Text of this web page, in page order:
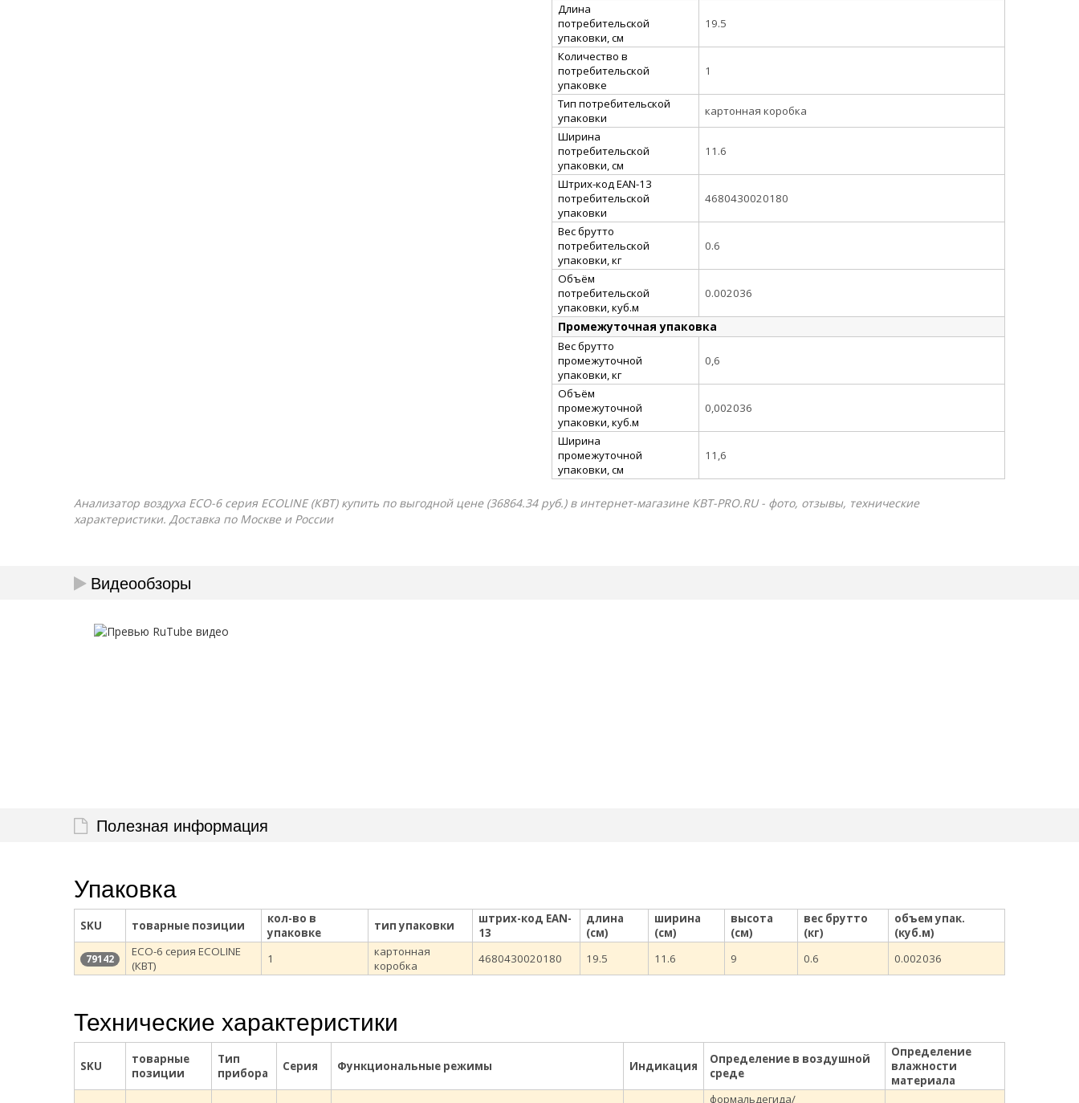
Длина
потребительской
упаковки, см
19.5
Количество в
потребительской
упаковке
1
Тип потребительской
упаковки
картонная коробка
Ширина
потребительской
упаковки, см
11.6
Штрих-код EAN-13
потребительской
упаковки
4680430020180
Вес брутто
потребительской
упаковки, кг
0.6
Объём
потребительской
упаковки, куб.м
0.002036
Промежуточная упаковка
Вес брутто
промежуточной
упаковки, кг
0,6
Объём
промежуточной
упаковки, куб.м
0,002036
Ширина
промежуточной
упаковки, см
11,6
Анализатор воздуха ECO-6 серия ECOLINE (КВТ) купить по выгодной цене (36864.34 руб.) в интернет-магазине КВТ-PRO.RU - фото, отзывы, технические
характеристики. Доставка по Москве и России
Видеообзоры
Полезная информация
Упаковка
SKU товарные позиции
кол-во в
упаковке
тип упаковки
штрих-код EAN-
13
длина
(см)
ширина
(см)
высота
(см)
вес брутто
(кг)
объем упак.
(куб.м)
79142
ECO-6 серия ECOLINE
(КВТ)
1
картонная
коробка
4680430020180 19.5 11.6 9 0.6 0.002036
Технические характеристики
SKU
товарные
позиции
Тип
прибора
Серия Функциональные режимы Индикация
Определение в воздушной
среде
Определение
влажности
материала
формальдегида/